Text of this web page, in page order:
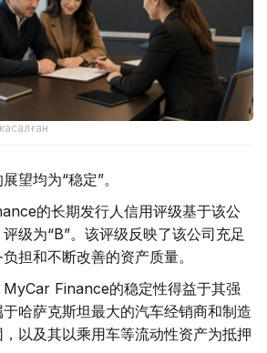
望均为“稳定”。
的长期发行人信用评级基于该公
级为“B”。该评级反映了该公司充足
担和不断改善的资产质量。
Finance的稳定性得益于其强
哈萨克斯坦最大的汽车经销商和制造
以及其以乘用车等流动性资产为抵押